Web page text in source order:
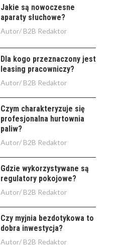
Jakie są nowoczesne
aparaty słuchowe?
Autor/ B2B Redaktor
Dla kogo przeznaczony jest
leasing pracowniczy?
Autor/ B2B Redaktor
Czym charakteryzuje się
profesjonalna hurtownia
paliw?
Autor/ B2B Redaktor
Gdzie wykorzystywane są
regulatory pokojowe?
Autor/ B2B Redaktor
Czy myjnia bezdotykowa to
dobra inwestycja?
Autor/ B2B Redaktor